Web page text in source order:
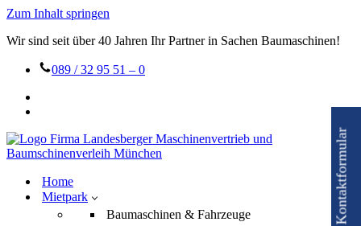
Zum Inhalt springen
Wir sind seit über 40 Jahren Ihr Partner in Sachen Baumaschinen!
089 / 32 95 51 – 0
Home
Mietpark
Baumaschinen & Fahrzeuge
Kontaktformular